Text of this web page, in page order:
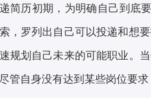
简历初期，为明确自己到底
，罗列出自己可以投递和想
规划自己未来的可能职业。
管自身没有达到某些岗位要